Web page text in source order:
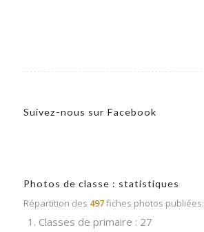
Suivez-nous sur Facebook
Photos de classe : statistiques
Répartition des 497fiches photos publiées:
1. Classes de primaire : 27